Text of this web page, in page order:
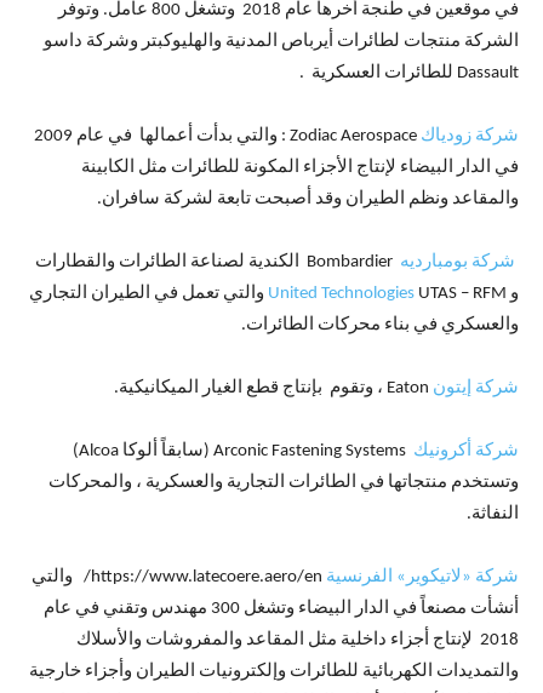
في موقعين في طنجة أخرها عام 2018 وتشغل 800 عامل. وتوفر
الشركة منتجات لطائرات أيرباص المدنية والهليوكبتر وشركة داسو
Dassault للطائرات العسكرية .
شركة زودياك
Zodiac Aerospace : والتي بدأت أعمالها في عام 2009
في الدار البيضاء لإنتاج الأجزاء المكونة للطائرات مثل الكابينة
والمقاعد ونظم الطيران وقد أصبحت تابعة لشركة سافران.
شركة بومبارديه
Bombardier الكندية لصناعة الطائرات والقطارات
و
United Technologies UTAS – RFM والتي تعمل في الطيران التجاري
والعسكري في بناء محركات الطائرات.
شركة إيتون
شركة أكرونيك
Arconic Fastening Systems (سابقاً ألوكا Alcoa)
وتستخدم منتجاتها في الطائرات التجارية والعسكرية ، والمحركات
النفاثة.
شركة «لاتيكوير» الفرنسية
https://www.latecoere.aero/en/ والتي
أنشأت مصنعاً في الدار البيضاء وتشغل 300 مهندس وتقني في عام
2018 لإنتاج أجزاء داخلية مثل المقاعد والمفروشات والأسلاك
والتمديدات الكهربائية للطائرات وإلكترونيات الطيران وأجزاء خارجية